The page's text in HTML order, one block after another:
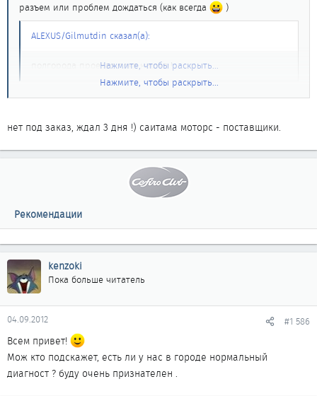
разъем или проблем дождаться (как всегда
)
ALEXUS/Gilmutdin сказал(а):
полгорода проехал пока нашел !
Нажмите, чтобы раскрыть...
Нажмите, чтобы раскрыть...
нет под заказ, ждал 3 дня !) саитама моторс - поставщики.
Рекомендации
kenzoki
Пока больше читатель
04.09.2012 #1 586
Всем привет!
Мож кто подскажет, есть ли у нас в городе нормальный
диагност ? буду очень признателен .